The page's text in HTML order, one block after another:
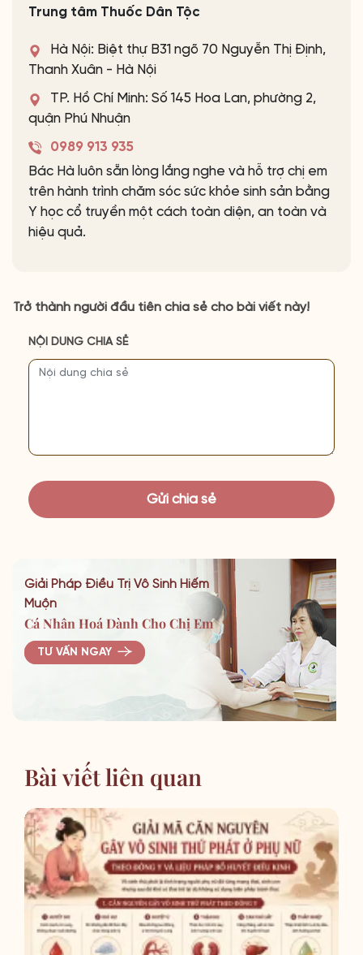
Trung tâm Thuốc Dân Tộc
Hà Nội: Biệt thự B31 ngõ 70 Nguyễn Thị Định,
Thanh Xuân - Hà Nội
TP. Hồ Chí Minh: Số 145 Hoa Lan, phường 2,
quận Phú Nhuận
0989 913 935
Bác Hà luôn sẵn lòng lắng nghe và hỗ trợ chị em
trên hành trình chăm sóc sức khỏe sinh sản bằng
Y học cổ truyền một cách toàn diện, an toàn và
hiệu quả.
Trở thành người đầu tiên chia sẻ cho bài viết này!
NỘI DUNG CHIA SẺ
Giải Pháp Điều Trị Vô Sinh Hiếm
Muộn
Cá Nhân Hoá Dành Cho Chị Em
TƯ VẤN NGAY
Bài viết liên quan